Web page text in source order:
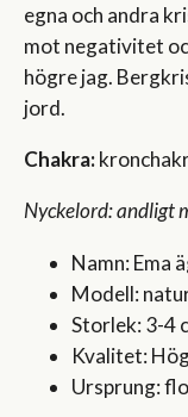
egna och andra
mot negativitet
högre jag.
jord.
Chakra:
Nyckelord: andligt
Namn: Ema
Modell:
Storlek: 3-4
Kvalitet:
Ursprung: